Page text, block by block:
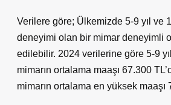
Verilere göre; Ülkemizde 5-9 yıl ve
deneyimi olan bir mimar deneyimli
edilebilir. 2024 verilerine göre 5-9
mimarın ortalama maaşı 67.300
mimarın ortalama en yüksek maaşı